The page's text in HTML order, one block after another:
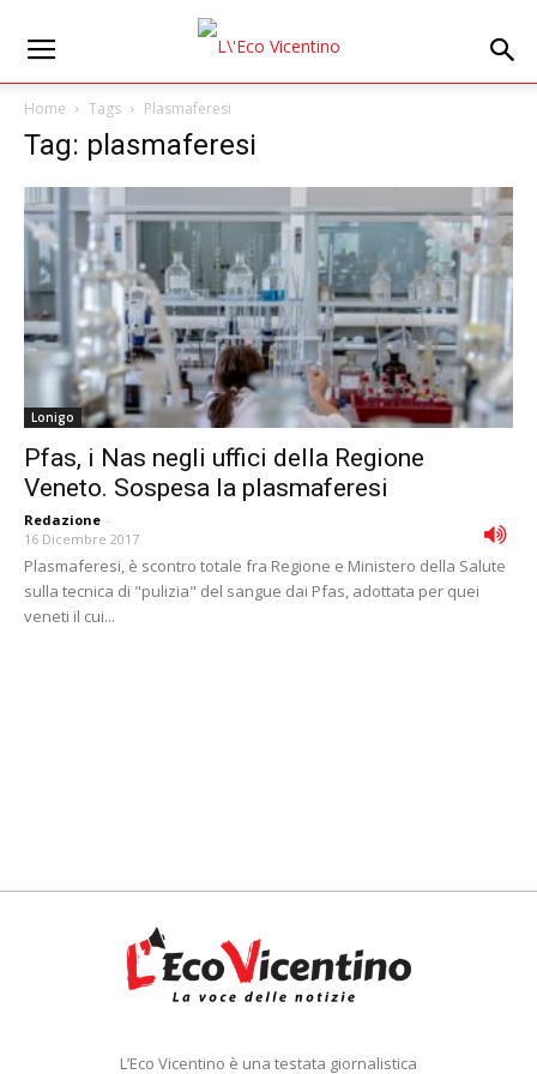
Home Tags Plasmaferesi
Tag: plasmaferesi
Lonigo
Pfas, i Nas negli uffici della Regione
Veneto. Sospesa la plasmaferesi
Redazione -
16 Dicembre 2017
Plasmaferesi, è scontro totale fra Regione e Ministero della Salute
sulla tecnica di "pulizia" del sangue dai Pfas, adottata per quei
veneti il cui...
L’Eco Vicentino è una testata giornalistica